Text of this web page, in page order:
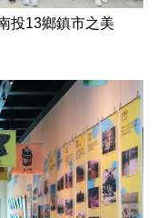
投13鄉鎮市之美